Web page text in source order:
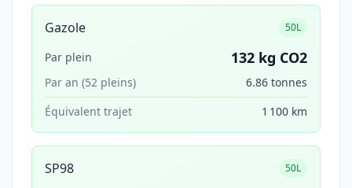
Gazole 50L
Par plein 132 kg CO2
Par an (52 pleins)
6.86 tonnes
Équivalent trajet
1 100 km
SP98 50L